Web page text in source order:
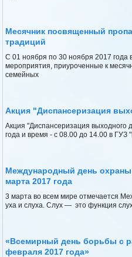
Месячник посвященный
традиций
С 01 ноября по 30 ноября 2017
мероприятия, приуроченные к
семейных
Акция "Диспансеризация
Акция "Диспансеризация выходного
года и время - с 08.00 до 14.00 в
Международный день
марта 2017 года
3 марта во всем мире отмечается
уха и слуха. Слух — это функция
«Всемирный день борьбы с
февраля 2017 года»